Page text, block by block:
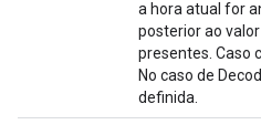
a hora atual for
posterior ao
presentes. Caso
No caso de
definida.